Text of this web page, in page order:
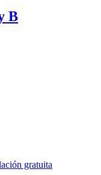
B
gratuita